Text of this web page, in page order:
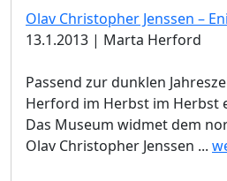
Olav Christopher Jenssen –
13.1.2013 | Marta Herford
Passend zur dunklen
Herford im Herbst im Herbst
Das Museum widmet dem
Olav Christopher Jenssen ...